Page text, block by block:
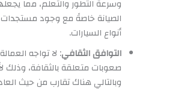
وسرعة التطور والتعلم، مما
الصيانة خاصةً مع وجود
أنواع السيارات.
التوافق الثقافي: لا تواجه
صعوبات متعلقة بالثقافة،
وبالتالي هناك تقارب من حيث